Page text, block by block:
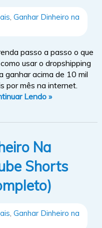
Ganhar Dinheiro na
passo a passo o que
usar o dropshipping
ganhar acima de 10 mil
por mês na internet.
Lendo »
Na
Shorts
Ganhar Dinheiro na